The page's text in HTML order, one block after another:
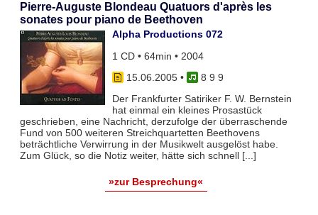
Pierre-Auguste Blondeau Quatuors d'après les
sonates pour piano de Beethoven
Alpha Productions 072
1 CD • 64min • 2004
15.06.2005•
8 9 9
Der Frankfurter Satiriker F. W. Bernstein
hat einmal ein kleines Prosastück
geschrieben, eine Nachricht, derzufolge der überraschende
Fund von 500 weiteren Streichquartetten Beethovens
beträchtliche Verwirrung in der Musikwelt ausgelöst habe.
Zum Glück, so die Notiz weiter, hätte sich schnell [...]
»zur Besprechung«